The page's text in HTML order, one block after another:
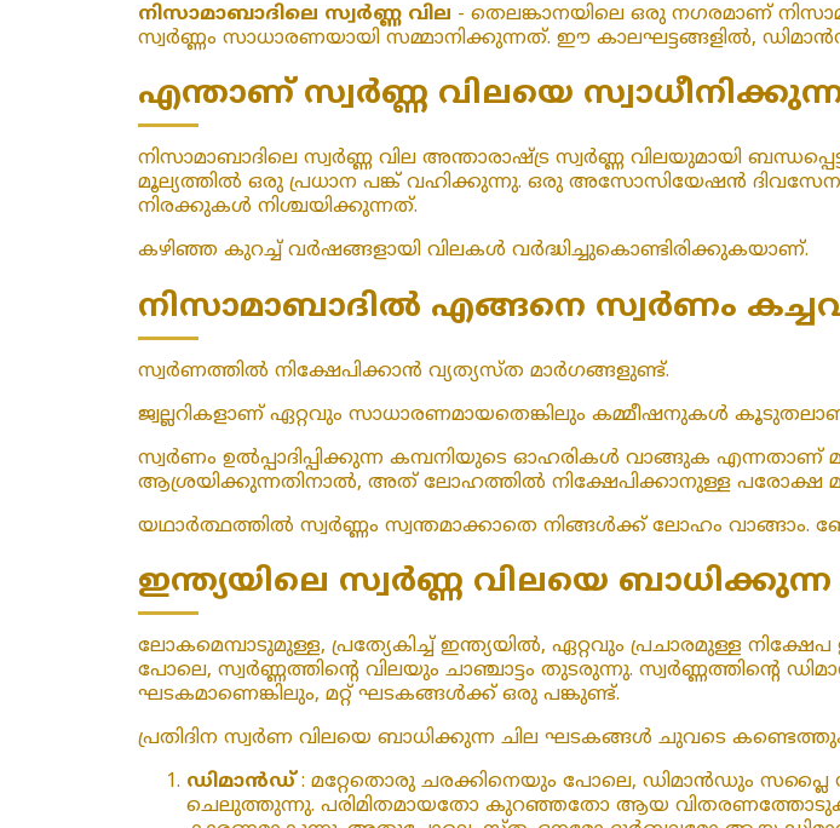
നിസാമാബാദിലെ സ്വർണ്ണ വില - തെലങ്കാനയിലെ ഒരു നഗരമാണ്
സ്വർണ്ണം സാധാരണയായി സമ്മാനിക്കുന്നത്. ഈ കാലഘട്ടങ്ങളിൽ,
എന്താണ് സ്വർണ്ണ വിലയെ
നിസാമാബാദിലെ സ്വർണ്ണ വില അന്താരാഷ്ട്ര സ്വർണ്ണ വിലയുമായി
മൂല്യത്തിൽ ഒരു പ്രധാന പങ്ക് വഹിക്കുന്നു. ഒരു അസോസിയേഷൻ
നിരക്കുകൾ നിശ്ചയിക്കുന്നത്.
കഴിഞ്ഞ കുറച്ച് വർഷങ്ങളായി വിലകൾ വർദ്ധിച്ചുകൊണ്ടിരിക്കുകയാണ്.
നിസാമാബാദിൽ എങ്ങനെ സ്വർണം
സ്വർണത്തിൽ നിക്ഷേപിക്കാൻ വ്യത്യസ്ത മാർഗങ്ങളുണ്ട്.
ജ്വല്ലറികളാണ് ഏറ്റവും സാധാരണമായതെങ്കിലും കമ്മീഷനുകൾ
സ്വർണം ഉൽപ്പാദിപ്പിക്കുന്ന കമ്പനിയുടെ ഓഹരികൾ വാങ്ങുക എന്നതാണ്
ആശ്രയിക്കുന്നതിനാൽ, അത് ലോഹത്തിൽ നിക്ഷേപിക്കാനുള്ള പരോക്ഷ
യഥാർത്ഥത്തിൽ സ്വർണ്ണം സ്വന്തമാക്കാതെ നിങ്ങൾക്ക് ലോഹം
ഇന്ത്യയിലെ സ്വർണ്ണ വിലയെ
ലോകമെമ്പാടുമുള്ള, പ്രത്യേകിച്ച് ഇന്ത്യയിൽ, ഏറ്റവും പ്രചാരമുള്ള
പോലെ, സ്വർണ്ണത്തിന്റെ വിലയും ചാഞ്ചാട്ടം തുടരുന്നു. സ്വർണ്ണത്തിന്റെ
ഘടകമാണെങ്കിലും, മറ്റ് ഘടകങ്ങൾക്ക് ഒരു പങ്കുണ്ട്.
പ്രതിദിന സ്വർണ വിലയെ ബാധിക്കുന്ന ചില ഘടകങ്ങൾ ചുവടെ
ഡിമാൻഡ്: മറ്റേതൊരു ചരക്കിനെയും പോലെ, ഡിമാൻഡും സപ്ലൈ
ചെലുത്തുന്നു. പരിമിതമായതോ കുറഞ്ഞതോ ആയ